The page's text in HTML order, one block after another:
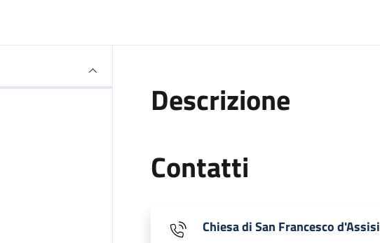
Descrizione
Contatti
Chiesa di San Francesco d'Assisi